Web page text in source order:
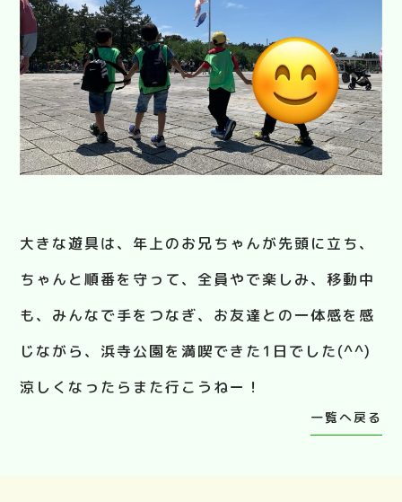
大きな遊具は、年上のお兄ちゃんが先頭に立ち、
ちゃんと順番を守って、全員やで楽しみ、移動中
も、みんなで手をつなぎ、お友達との一体感を感
じながら、浜寺公園を満喫できた1日でした(^^)
涼しくなったらまた行こうねー！
一覧へ戻る